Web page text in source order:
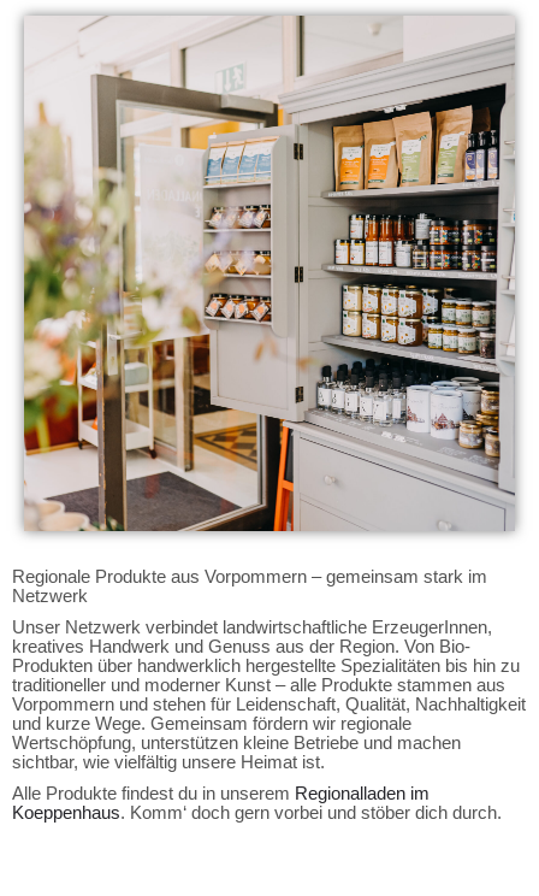
Regionale Produkte aus Vorpommern – gemeinsam stark im
Netzwerk
Unser Netzwerk verbindet landwirtschaftliche ErzeugerInnen,
kreatives Handwerk und Genuss aus der Region. Von Bio-
Produkten über handwerklich hergestellte Spezialitäten bis hin zu
traditioneller und moderner Kunst – alle Produkte stammen aus
Vorpommern und stehen für Leidenschaft, Qualität, Nachhaltigkeit
und kurze Wege. Gemeinsam fördern wir regionale
Wertschöpfung, unterstützen kleine Betriebe und machen
sichtbar, wie vielfältig unsere Heimat ist.
Alle Produkte findest du in unserem Regionalladen im
Koeppenhaus. Komm‘ doch gern vorbei und stöber dich durch.